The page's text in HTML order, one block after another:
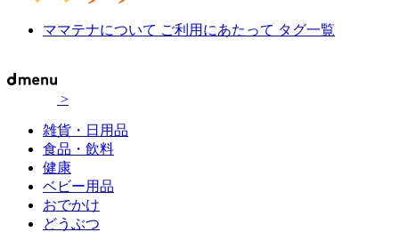
ママテナについて ご利用にあたって タグ一覧
>
雑貨・日用品
食品・飲料
健康
ベビー用品
おでかけ
どうぶつ